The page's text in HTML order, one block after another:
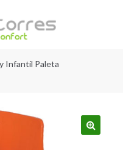
Infantil Paleta